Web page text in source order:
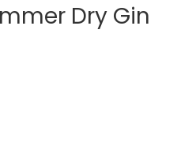
Dry Gin